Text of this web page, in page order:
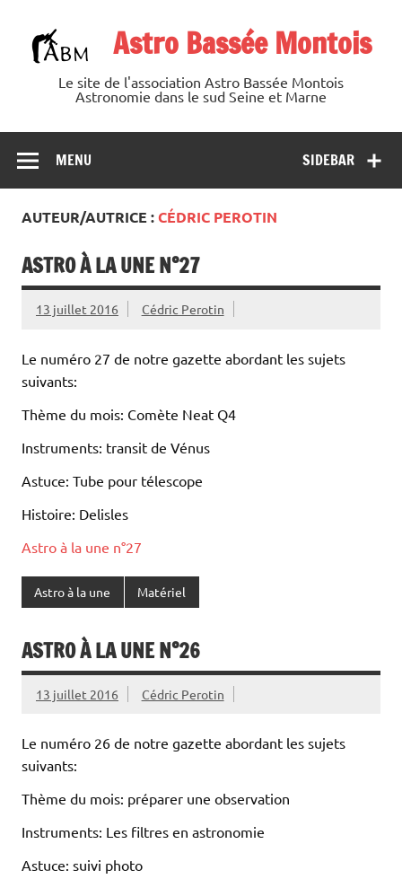
content
Astro Bassée Montois
Le site de l'association Astro Bassée Montois
Astronomie dans le sud Seine et Marne
SIDEBAR
MENU
AUTEUR/AUTRICE :CÉDRIC PEROTIN
ASTRO À LA UNE N°27
13 juillet 2016 Cédric Perotin
Le numéro 27 de notre gazette abordant les sujets
suivants:
Thème du mois: Comète Neat Q4
Instruments: transit de Vénus
Astuce: Tube pour télescope
Histoire: Delisles
Astro à la une n°27
Astro à la une Matériel
ASTRO À LA UNE N°26
13 juillet 2016 Cédric Perotin
Le numéro 26 de notre gazette abordant les sujets
suivants:
Thème du mois: préparer une observation
Instruments: Les filtres en astronomie
Astuce: suivi photo